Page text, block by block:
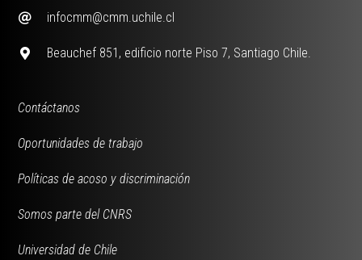
infocmm@cmm.uchile.cl
Beauchef 851, edificio norte Piso 7, Santiago Chile.
Contáctanos
Oportunidades de trabajo
Políticas de acoso y discriminación
Somos parte del CNRS
Universidad de Chile